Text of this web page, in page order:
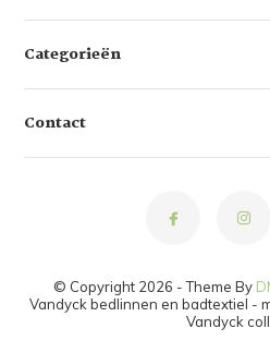
Categorieën
Contact
© Copyright 2026 - Theme By
Vandyck bedlinnen en badtextiel -
Vandyck